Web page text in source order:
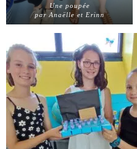
Une poupée
par Anaëlle et Erinn